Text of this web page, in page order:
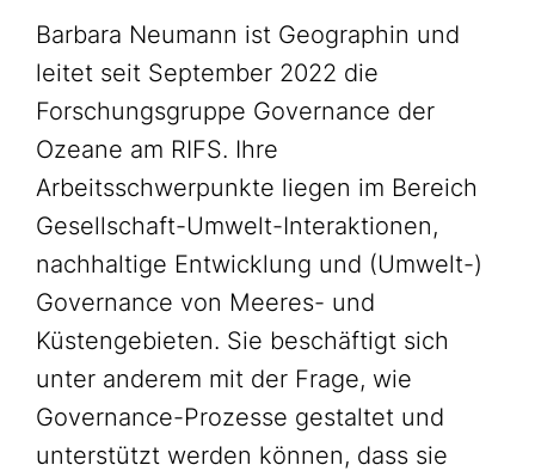
Barbara Neumann ist Geographin und
leitet seit September 2022 die
Forschungsgruppe Governance der
Ozeane am RIFS. Ihre
Arbeitsschwerpunkte liegen im Bereich
Gesellschaft-Umwelt-Interaktionen,
nachhaltige Entwicklung und (Umwelt-)
Governance von Meeres- und
Küstengebieten. Sie beschäftigt sich
unter anderem mit der Frage, wie
Governance-Prozesse gestaltet und
unterstützt werden können, dass sie